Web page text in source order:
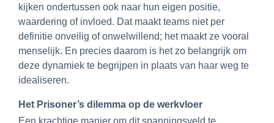
kijken ondertussen ook naar hun eigen positie,
waardering of invloed. Dat maakt teams niet per
definitie onveilig of onwelwillend; het maakt ze vooral
menselijk. En precies daarom is het zo belangrijk om
deze dynamiek te begrijpen in plaats van haar weg te
idealiseren.
Het Prisoner’s dilemma op de werkvloer